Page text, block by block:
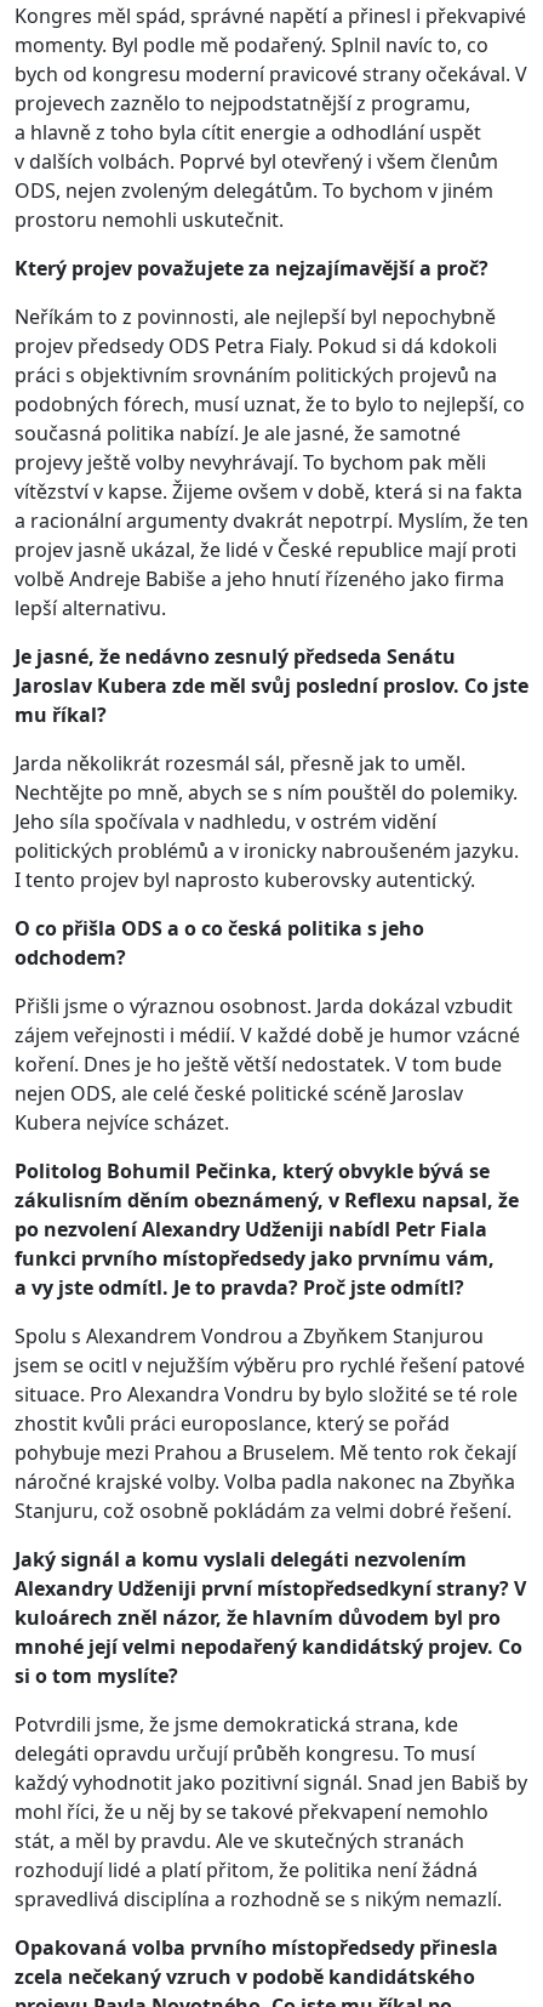
Kongres měl spád, správné napětí a přinesl i překvapivé
momenty. Byl podle mě podařený. Splnil navíc to, co
bych od kongresu moderní pravicové strany očekával. V
projevech zaznělo to nejpodstatnější z programu,
a hlavně z toho byla cítit energie a odhodlání uspět
v dalších volbách. Poprvé byl otevřený i všem členům
ODS, nejen zvoleným delegátům. To bychom v jiném
prostoru nemohli uskutečnit.
Který projev považujete za nejzajímavější a proč?
Neříkám to z povinnosti, ale nejlepší byl nepochybně
projev předsedy ODS Petra Fialy. Pokud si dá kdokoli
práci s objektivním srovnáním politických projevů na
podobných fórech, musí uznat, že to bylo to nejlepší, co
současná politika nabízí. Je ale jasné, že samotné
projevy ještě volby nevyhrávají. To bychom pak měli
vítězství v kapse. Žijeme ovšem v době, která si na fakta
a racionální argumenty dvakrát nepotrpí. Myslím, že ten
projev jasně ukázal, že lidé v České republice mají proti
volbě Andreje Babiše a jeho hnutí řízeného jako firma
lepší alternativu.
Je jasné, že nedávno zesnulý předseda Senátu
Jaroslav Kubera zde měl svůj poslední proslov. Co jste
mu říkal?
Jarda několikrát rozesmál sál, přesně jak to uměl.
Nechtějte po mně, abych se s ním pouštěl do polemiky.
Jeho síla spočívala v nadhledu, v ostrém vidění
politických problémů a v ironicky nabroušeném jazyku.
I tento projev byl naprosto kuberovsky autentický.
O co přišla ODS a o co česká politika s jeho
odchodem?
Přišli jsme o výraznou osobnost. Jarda dokázal vzbudit
zájem veřejnosti i médií. V každé době je humor vzácné
koření. Dnes je ho ještě větší nedostatek. V tom bude
nejen ODS, ale celé české politické scéně Jaroslav
Kubera nejvíce scházet.
Politolog Bohumil Pečinka, který obvykle bývá se
zákulisním děním obeznámený, v Reflexu napsal, že
po nezvolení Alexandry Udženiji nabídl Petr Fiala
funkci prvního místopředsedy jako prvnímu vám,
a vy jste odmítl. Je to pravda? Proč jste odmítl?
Spolu s Alexandrem Vondrou a Zbyňkem Stanjurou
jsem se ocitl v nejužším výběru pro rychlé řešení patové
situace. Pro Alexandra Vondru by bylo složité se té role
zhostit kvůli práci europoslance, který se pořád
pohybuje mezi Prahou a Bruselem. Mě tento rok čekají
náročné krajské volby. Volba padla nakonec na Zbyňka
Stanjuru, což osobně pokládám za velmi dobré řešení.
Jaký signál a komu vyslali delegáti nezvolením
Alexandry Udženiji první místopředsedkyní strany? V
kuloárech zněl názor, že hlavním důvodem byl pro
mnohé její velmi nepodařený kandidátský projev. Co
si o tom myslíte?
Potvrdili jsme, že jsme demokratická strana, kde
delegáti opravdu určují průběh kongresu. To musí
každý vyhodnotit jako pozitivní signál. Snad jen Babiš by
mohl říci, že u něj by se takové překvapení nemohlo
stát, a měl by pravdu. Ale ve skutečných stranách
rozhodují lidé a platí přitom, že politika není žádná
spravedlivá disciplína a rozhodně se s nikým nemazlí.
Opakovaná volba prvního místopředsedy přinesla
zcela nečekaný vzruch v podobě kandidátského